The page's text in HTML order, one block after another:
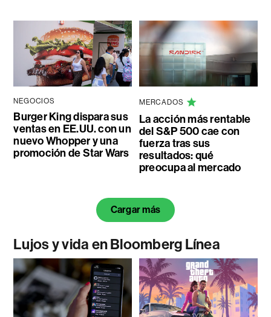
NEGOCIOS
Burger King dispara sus
ventas en EE.UU. con un
nuevo Whopper y una
promoción de Star Wars
MERCADOS
La acción más rentable
del S&P 500 cae con
fuerza tras sus
resultados: qué
preocupa al mercado
Cargar más
Lujos y vida en Bloomberg Línea